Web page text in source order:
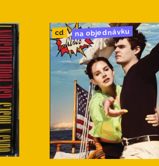
cd na objednávku